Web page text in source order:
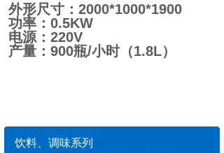
外形尺寸：2000*1000*1900
功率：0.5KW
电源：220V
产量：900瓶/小时（1.8L）
饮料、调味系列